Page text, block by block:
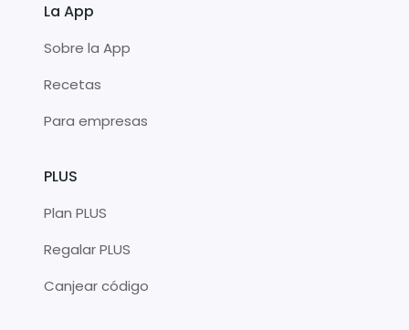
La App
Sobre la App
Recetas
Para empresas
PLUS
Plan PLUS
Regalar PLUS
Canjear código